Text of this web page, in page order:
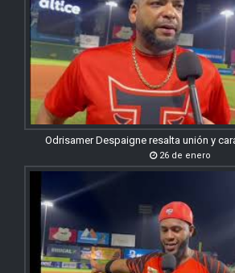
Odrisamer Despaigne resalta unión y
26 de enero